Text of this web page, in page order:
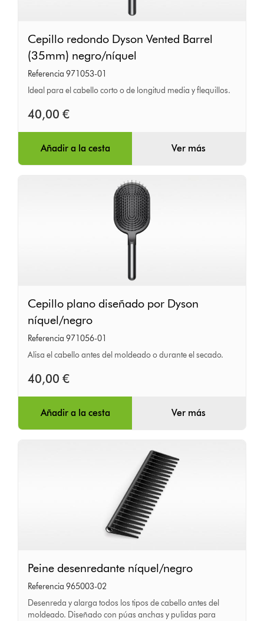
redondo
Dyson
Vented
Barrel
(35mm)
Cepillo redondo Dyson Vented Barrel
(35mm) negro/níquel
Referencia 971053-01
Ideal para el cabello corto o de longitud media y flequillos.
40,00 €
Añadir a la cesta Ver más
plano
diseñado
por
Dyson
níquel/negro
Cepillo plano diseñado por Dyson
níquel/negro
Referencia 971056-01
Alisa el cabello antes del moldeado o durante el secado.
40,00 €
Añadir a la cesta Ver más
desenredante
níquel/negro
Peine desenredante níquel/negro
Referencia 965003-02
Desenreda y alarga todos los tipos de cabello antes del
moldeado. Diseñado con púas anchas y pulidas para